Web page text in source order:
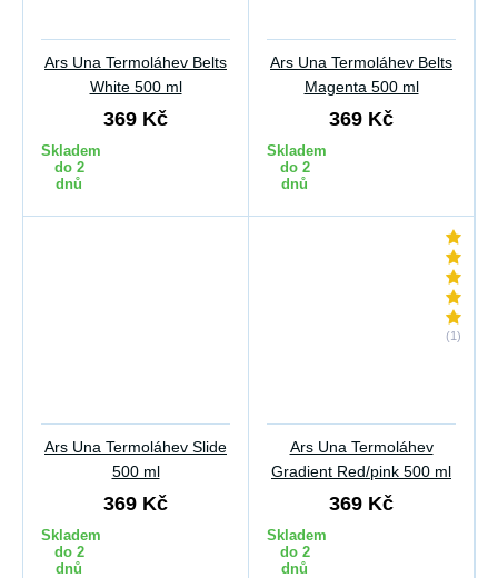
Ars Una Termoláhev Belts
White 500 ml
369 Kč
Skladem
do 2
dnů
Ars Una Termoláhev Belts
Magenta 500 ml
369 Kč
Skladem
do 2
dnů
Ars Una Termoláhev Slide
500 ml
369 Kč
Skladem
do 2
dnů
(1)
Ars Una Termoláhev
Gradient Red/pink 500 ml
369 Kč
Skladem
do 2
dnů